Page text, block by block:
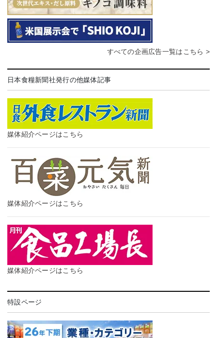
すべての企画広告一覧はこちら >
日本食糧新聞社発行の他媒体記事
媒体紹介ページはこちら
媒体紹介ページはこちら
媒体紹介ページはこちら
特設ページ